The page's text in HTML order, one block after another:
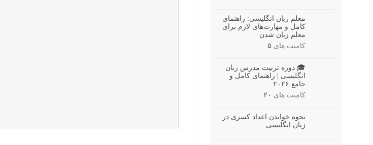
معلم زبان انگلیسی: راهنمای
کامل و مهارت‌های لازم برای
معلم زبان شدن
کامنت های ۵
🎓 دوره تربیت مدرس زبان
انگلیسی | راهنمای کامل و
جامع ۲۰۲۶
کامنت های ۲۰
نحوه خواندن اعداد کسری در
زبان انگلیسی